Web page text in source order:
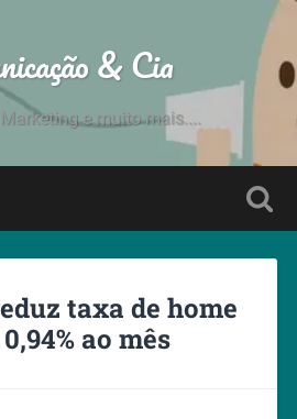
& Cia
e muito mais....
taxa de home
ao mês